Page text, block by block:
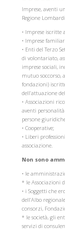
Imprese, aventi
Regione
• Imprese iscritte
• Imprese
• Enti del Terzo
di volontariato,
imprese sociali,
mutuo soccorso,
fondazioni)
dell’attuazione
• Associazioni
aventi
persone
• Cooperative;
• Liberi
associazione.
Non sono
• le
* le Associazioni
• i Soggetti che
dell’Albo
consorzi,
* le società, gli
servizi di